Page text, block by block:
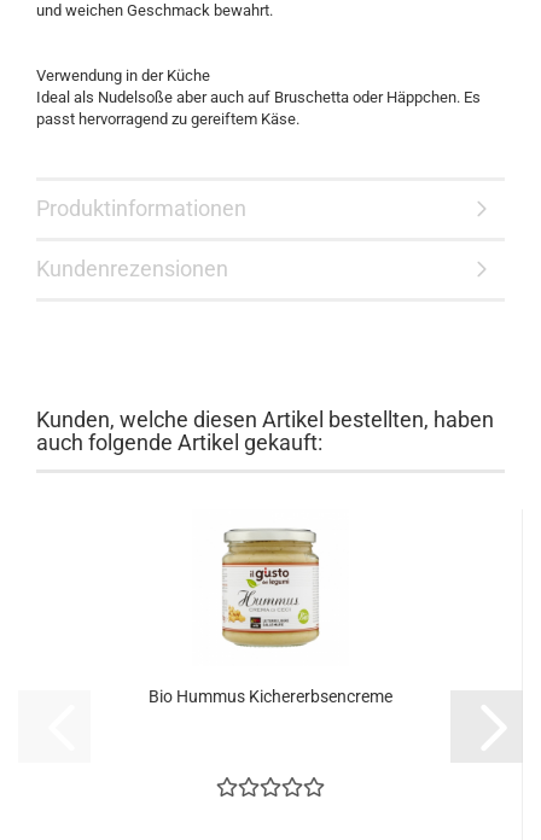
und weichen Geschmack bewahrt.
Verwendung in der Küche
Ideal als Nudelsoße aber auch auf Bruschetta oder Häppchen. Es
passt hervorragend zu gereiftem Käse.
Produktinformationen
Kundenrezensionen
Kunden, welche diesen Artikel bestellten, haben
auch folgende Artikel gekauft:
Bio Hummus Kichererbsencreme